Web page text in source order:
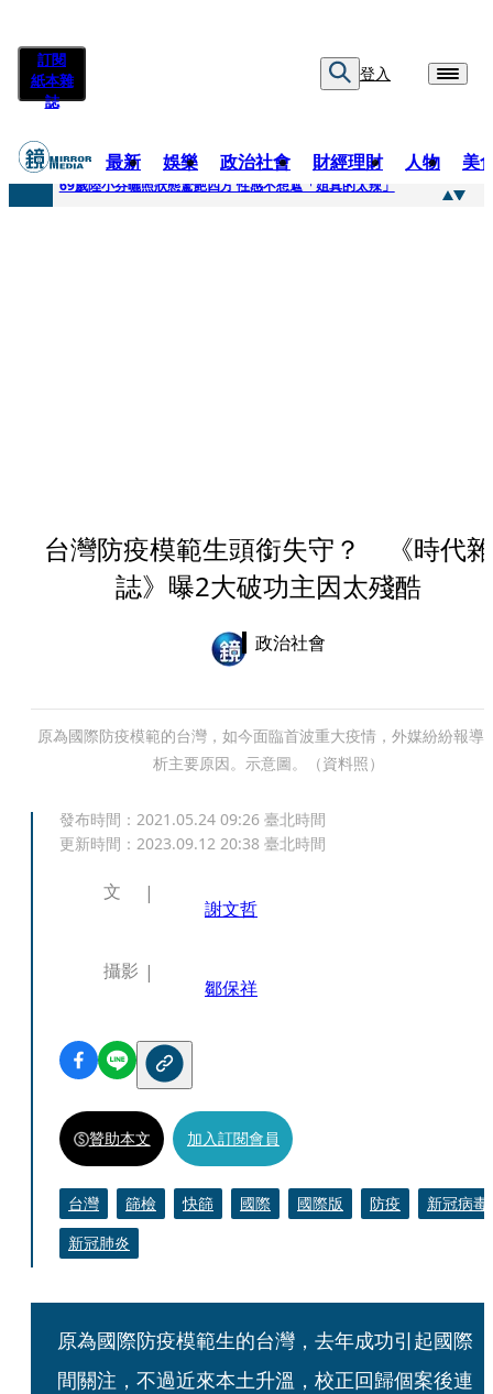
訂閱
紙本雜
誌
登入
最新 娛樂 政治社會 財經理財 人物 美
快訊
69歲陸小芬曬照狀態驚艷四方 性感不想遮「姐真的太辣」
台灣防疫模範生頭銜失守？ 《時代雜
誌》曝2大破功主因太殘酷
政治社會
原為國際防疫模範的台灣，如今面臨首波重大疫情，外媒紛紛報導
析主要原因。示意圖。（資料照）
發布時間： 2021.05.24 09:26 臺北時間
更新時間： 2023.09.12 20:38 臺北時間
文
謝文哲
攝影
鄒保祥
贊助本文 加入訂閱會員
台灣 篩檢 快篩 國際 國際版 防疫
新冠病毒
新冠肺炎
原為國際防疫模範生的台灣，去年成功引起國際
間關注，不過近來本土升溫，校正回歸個案後連